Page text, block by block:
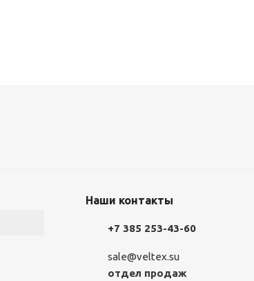
Наши контакты
+7 385 253-43-60
sale@veltex.su
отдел продаж